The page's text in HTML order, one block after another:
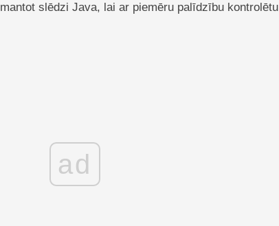
slēdzi Java, lai ar piemēru palīdzību kontrolētu
ad